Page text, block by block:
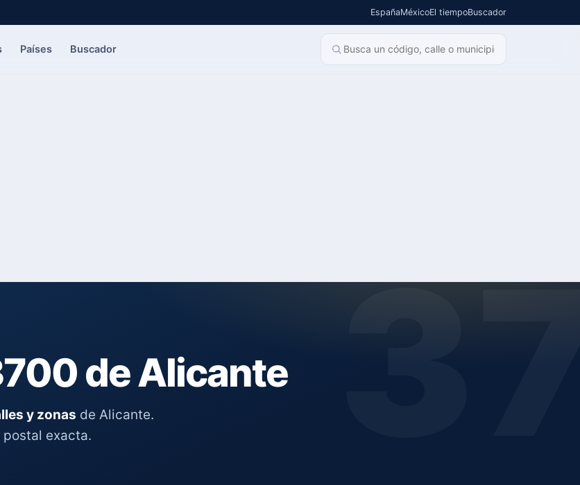
EspañaMéxicoEl tiempoBuscador
Países Buscador
de Alicante
y zonas de Alicante.
exacta.